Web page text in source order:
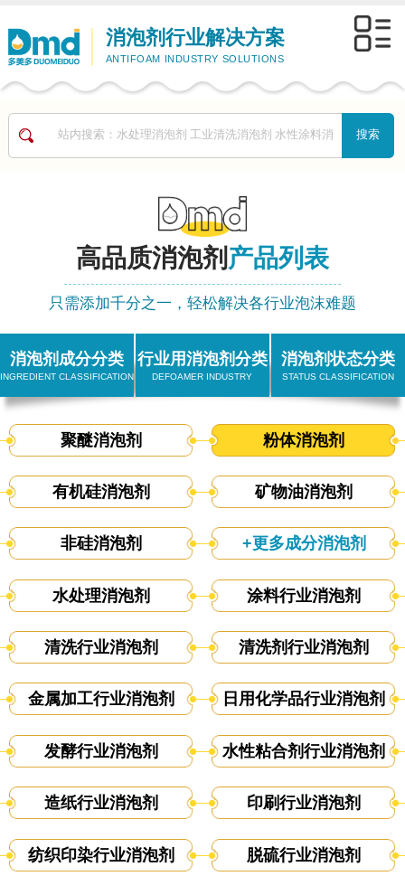
消泡剂行业解决方案
ANTIFOAM INDUSTRY SOLUTIONS
高品质消泡剂 产品列表
只需添加千分之一，轻松解决各行业泡沫难题
消泡剂成分分类
INGREDIENT CLASSIFICATION
聚醚消泡剂 粉体消泡剂
有机硅消泡剂 矿物油消泡剂
非硅消泡剂 +更多成分消泡剂
行业用消泡剂分类
DEFOAMER INDUSTRY
水处理消泡剂 涂料行业消泡剂
清洗行业消泡剂 清洗剂行业消泡剂
金属加工行业消泡剂 日用化学品行业消泡剂
发酵行业消泡剂 水性粘合剂行业消泡剂
造纸行业消泡剂 印刷行业消泡剂
纺织印染行业消泡剂 脱硫行业消泡剂
消泡剂状态分类
STATUS CLASSIFICATION